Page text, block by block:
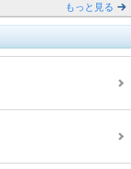
もっと見る